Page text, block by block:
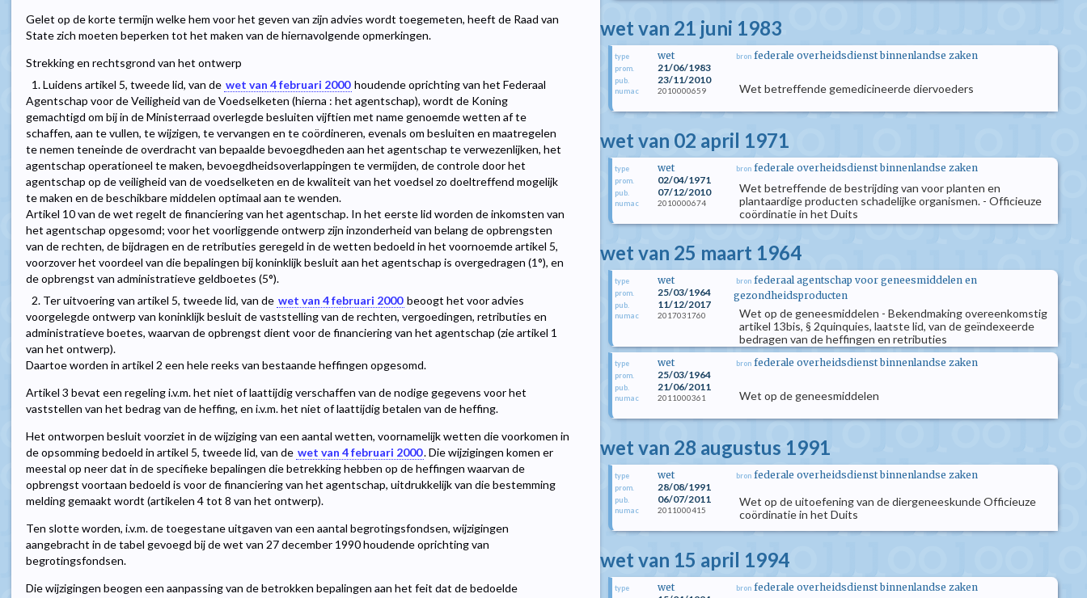
Gelet op de korte termijn welke hem voor het geven van zijn advies wordt toegemeten, heeft de Raad van
State zich moeten beperken tot het maken van de hiernavolgende opmerkingen.
Strekking en rechtsgrond van het ontwerp
1. Luidens artikel 5, tweede lid, van de wet van 4 februari 2000 houdende oprichting van het Federaal
Agentschap voor de Veiligheid van de Voedselketen (hierna : het agentschap), wordt de Koning
gemachtigd om bij in de Ministerraad overlegde besluiten vijftien met name genoemde wetten af te
schaffen, aan te vullen, te wijzigen, te vervangen en te coördineren, evenals om besluiten en maatregelen
te nemen teneinde de overdracht van bepaalde bevoegdheden aan het agentschap te verwezenlijken, het
agentschap operationeel te maken, bevoegdheidsoverlappingen te vermijden, de controle door het
agentschap op de veiligheid van de voedselketen en de kwaliteit van het voedsel zo doeltreffend mogelijk
te maken en de beschikbare middelen optimaal aan te wenden.
Artikel 10 van de wet regelt de financiering van het agentschap. In het eerste lid worden de inkomsten van
het agentschap opgesomd; voor het voorliggende ontwerp zijn inzonderheid van belang de opbrengsten
van de rechten, de bijdragen en de retributies geregeld in de wetten bedoeld in het voornoemde artikel 5,
voorzover het voordeel van die bepalingen bij koninklijk besluit aan het agentschap is overgedragen (1°), en
de opbrengst van administratieve geldboetes (5°).
2. Ter uitvoering van artikel 5, tweede lid, van de wet van 4 februari 2000 beoogt het voor advies
voorgelegde ontwerp van koninklijk besluit de vaststelling van de rechten, vergoedingen, retributies en
administratieve boetes, waarvan de opbrengst dient voor de financiering van het agentschap (zie artikel 1
van het ontwerp).
Daartoe worden in artikel 2 een hele reeks van bestaande heffingen opgesomd.
Artikel 3 bevat een regeling i.v.m. het niet of laattijdig verschaffen van de nodige gegevens voor het
vaststellen van het bedrag van de heffing, en i.v.m. het niet of laattijdig betalen van de heffing.
Het ontworpen besluit voorziet in de wijziging van een aantal wetten, voornamelijk wetten die voorkomen in
de opsomming bedoeld in artikel 5, tweede lid, van de wet van 4 februari 2000. Die wijzigingen komen er
meestal op neer dat in de specifieke bepalingen die betrekking hebben op de heffingen waarvan de
opbrengst voortaan bedoeld is voor de financiering van het agentschap, uitdrukkelijk van die bestemming
melding gemaakt wordt (artikelen 4 tot 8 van het ontwerp).
Ten slotte worden, i.v.m. de toegestane uitgaven van een aantal begrotingsfondsen, wijzigingen
aangebracht in de tabel gevoegd bij de wet van 27 december 1990 houdende oprichting van
begrotingsfondsen.
Die wijzigingen beogen een aanpassing van de betrokken bepalingen aan het feit dat de bedoelde
wet van 21 juni 1983
type wet
prom. 21/06/1983
pub. 23/11/2010
numac 2010000659
bron federale overheidsdienst binnenlandse zaken
Wet betreffende gemedicineerde diervoeders
wet van 02 april 1971
type wet
prom. 02/04/1971
pub. 07/12/2010
numac 2010000674
bron federale overheidsdienst binnenlandse zaken
Wet betreffende de bestrijding van voor planten en
plantaardige producten schadelijke organismen. - Officieuze
coördinatie in het Duits
wet van 25 maart 1964
type wet
prom. 25/03/1964
pub. 11/12/2017
numac 2017031760
bron federaal agentschap voor geneesmiddelen en
gezondheidsproducten
Wet op de geneesmiddelen - Bekendmaking overeenkomstig
artikel 13bis, § 2quinquies, laatste lid, van de geïndexeerde
bedragen van de heffingen en retributies
type wet
prom. 25/03/1964
pub. 21/06/2011
numac 2011000361
bron federale overheidsdienst binnenlandse zaken
Wet op de geneesmiddelen
wet van 28 augustus 1991
type wet
prom. 28/08/1991
pub. 06/07/2011
numac 2011000415
bron federale overheidsdienst binnenlandse zaken
Wet op de uitoefening van de diergeneeskunde Officieuze
coördinatie in het Duits
wet van 15 april 1994
type wet bron federale overheidsdienst binnenlandse zaken